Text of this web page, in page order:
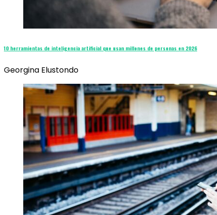
10 herramientas de inteligencia artificial que usan millones de personas en 2026
Georgina Elustondo